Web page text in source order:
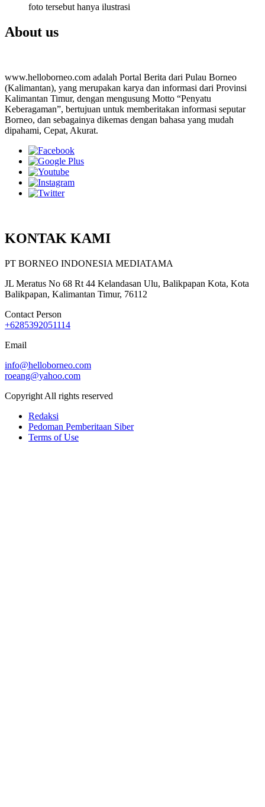
foto tersebut hanya ilustrasi
About us
www.helloborneo.com adalah Portal Berita dari Pulau Borneo
(Kalimantan), yang merupakan karya dan informasi dari Provinsi
Kalimantan Timur, dengan mengusung Motto “Penyatu
Keberagaman”, bertujuan untuk memberitakan informasi seputar
Borneo, dan sebagainya dikemas dengan bahasa yang mudah
dipahami, Cepat, Akurat.
KONTAK KAMI
PT BORNEO INDONESIA MEDIATAMA
JL Meratus No 68 Rt 44 Kelandasan Ulu, Balikpapan Kota, Kota
Balikpapan, Kalimantan Timur, 76112
Contact Person
+6285392051114
Email
info@helloborneo.com
roeang@yahoo.com
Copyright All rights reserved
Redaksi
Pedoman Pemberitaan Siber
Terms of Use